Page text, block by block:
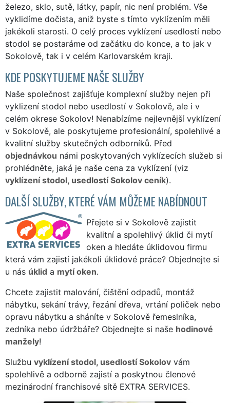
železo, sklo, sutě, látky, papír, nic není problém. Vše
vyklidíme dočista, aniž byste s tímto vyklízením měli
jakékoli starosti. O celý proces vyklízení usedlostí nebo
stodol se postaráme od začátku do konce, a to jak v
Sokolově, tak i v celém Karlovarském kraji.
KDE POSKYTUJEME NAŠE SLUŽBY
Naše společnost zajišťuje komplexní služby nejen při
vyklizení stodol nebo usedlostí v Sokolově, ale i v
celém okrese Sokolov! Nenabízíme nejlevnější vyklízení
v Sokolově, ale poskytujeme profesionální, spolehlivé a
kvalitní služby skutečných odborníků. Před
objednávkou námi poskytovaných vyklízecích služeb si
prohlédněte, jaká je naše cena za vyklízení (viz
vyklízení stodol, usedlostí Sokolov ceník).
DALŠÍ SLUŽBY, KTERÉ VÁM MŮŽEME NABÍDNOUT
Přejete si v Sokolově zajistit
kvalitní a spolehlivý úklid či mytí
oken a hledáte úklidovou firmu
která vám zajistí jakékoli úklidové práce? Objednejte si
u nás úklid a mytí oken.
Chcete zajistit malování, čištění odpadů, montáž
nábytku, sekání trávy, řezání dřeva, vrtání poliček nebo
opravu nábytku a sháníte v Sokolově řemeslníka,
zedníka nebo údržbáře? Objednejte si naše hodinové
manžely!
Službu vyklízení stodol, usedlostí Sokolov vám
spolehlivě a odborně zajistí a poskytnou členové
mezinárodní franchisové sítě EXTRA SERVICES.